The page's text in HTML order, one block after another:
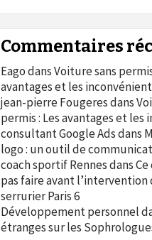
Commentaires
EagodansVoiture sans
avantages et les
jean-pierre Fougeresdans
permis : Les avantages et les
consultant Google Adsdans
logo : un outil de
coach sportif Rennesdans
pas faire avant l’intervention
serrurier Paris 6
Développement personnel
étranges sur les